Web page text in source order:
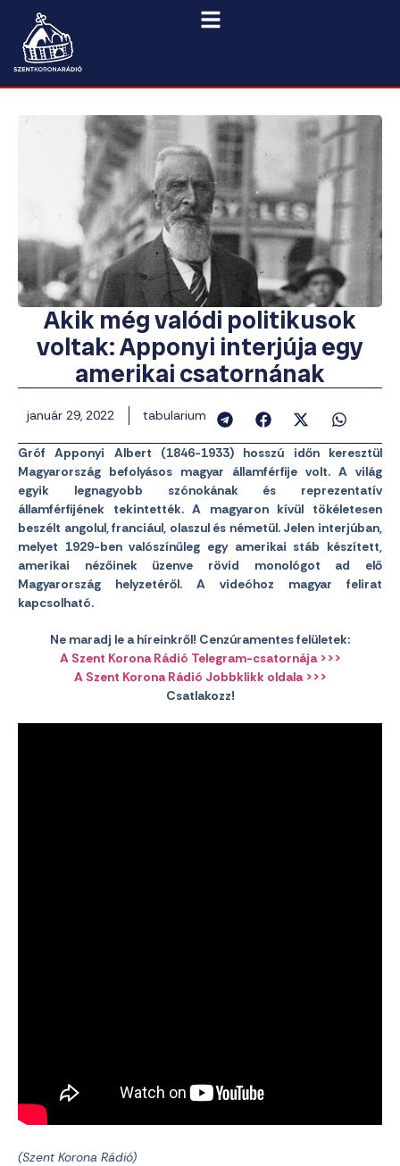
Akik még valódi politikusok
voltak: Apponyi interjúja egy
amerikai csatornának
január 29, 2022 tabularium
Gróf Apponyi Albert (1846-1933) hosszú időn keresztül
Magyarország befolyásos magyar államférfije volt. A világ
egyik legnagyobb szónokának és reprezentatív
államférfijének tekintették. A magyaron kívül tökéletesen
beszélt angolul, franciául, olaszul és németül. Jelen interjúban,
melyet 1929-ben valószínűleg egy amerikai stáb készített,
amerikai nézőinek üzenve rövid monológot ad elő
Magyarország helyzetéről. A videóhoz magyar felirat
kapcsolható.
Ne maradj le a híreinkről! Cenzúramentes felületek:
A Szent Korona Rádió Telegram-csatornája >>>
A Szent Korona Rádió Jobbklikk oldala >>>
Csatlakozz!
(Szent Korona Rádió)